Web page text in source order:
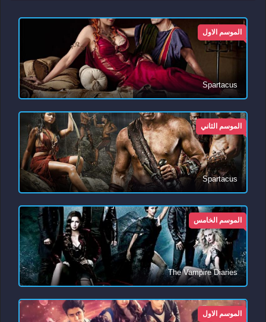
الموسم الاول
Spartacus
الموسم الثاني
Spartacus
الموسم الخامس
The Vampire Diaries
الموسم الاول